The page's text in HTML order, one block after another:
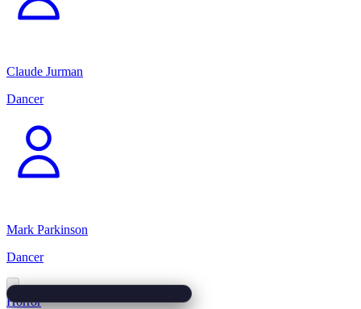
Claude Jurman
Dancer
Mark Parkinson
Dancer
Horror